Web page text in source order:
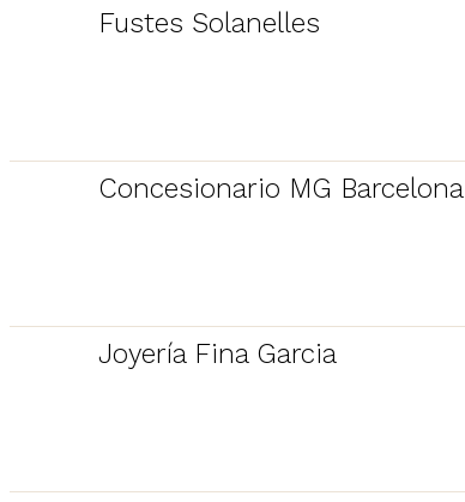
Fustes Solanelles
Concesionario MG Barcelona
Joyería Fina Garcia